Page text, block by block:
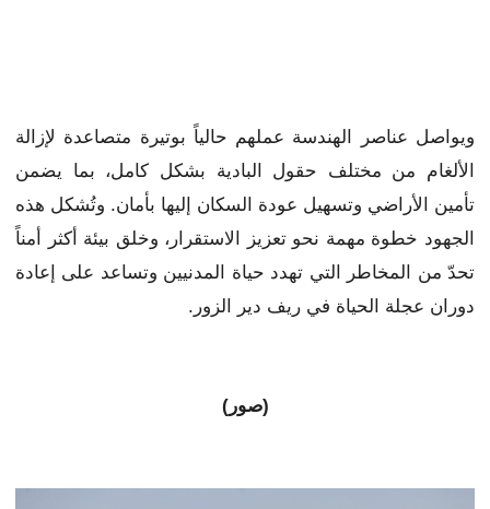
ويواصل عناصر الهندسة عملهم حالياً بوتيرة متصاعدة لإزالة
الألغام من مختلف حقول البادية بشكل كامل، بما يضمن
تأمين الأراضي وتسهيل عودة السكان إليها بأمان. وتُشكل هذه
الجهود خطوة مهمة نحو تعزيز الاستقرار، وخلق بيئة أكثر أمناً
تحدّ من المخاطر التي تهدد حياة المدنيين وتساعد على إعادة
دوران عجلة الحياة في ريف دير الزور.
(صور)